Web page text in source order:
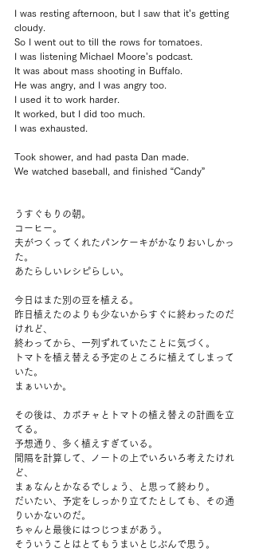
I was resting afternoon, but I saw that it’s getting
cloudy.
So I went out to till the rows for tomatoes.
I was listening Michael Moore’s podcast.
It was about mass shooting in Buffalo.
He was angry, and I was angry too.
I used it to work harder.
It worked, but I did too much.
I was exhausted.
Took shower, and had pasta Dan made.
We watched baseball, and finished “Candy”
うすぐもりの朝。
コーヒー。
夫がつくってくれたパンケーキがかなりおいしかっ
た。
あたらしいレシピらしい。
今日はまた別の豆を植える。
昨日植えたのよりも少ないからすぐに終わったのだ
けれど、
終わってから、一列ずれていたことに気づく。
トマトを植え替える予定のところに植えてしまって
いた。
まぁいいか。
その後は、カボチャとトマトの植え替えの計画を立
てる。
予想通り、多く植えすぎている。
間隔を計算して、ノートの上でいろいろ考えたけれ
ど、
まぁなんとかなるでしょう、と思って終わり。
だいたい、予定をしっかり立てたとしても、その通
りいかないのだ。
ちゃんと最後にはつじつまがあう。
そういうことはとてもうまいとじぶんで思う。